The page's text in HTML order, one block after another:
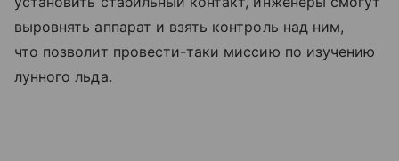
выровнять аппарат и взять контроль над ним,
что позволит провести-таки миссию по изучению
лунного льда.